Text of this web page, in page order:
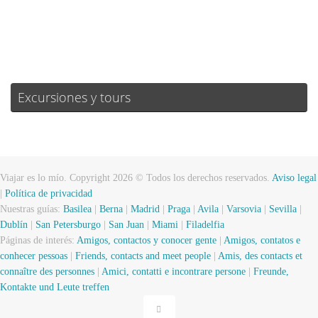
Excursiones y tours
Viajar es lo mío. Copyright 2026 © Todos los derechos reservados. Aviso legal
| Política de privacidad
Nuestras guías: Basilea | Berna | Madrid | Praga | Avila | Varsovia | Sevilla |
Dublín | San Petersburgo | San Juan | Miami | Filadelfia
Páginas de interés: Amigos, contactos y conocer gente | Amigos, contatos e
conhecer pessoas | Friends, contacts and meet people | Amis, des contacts et
connaître des personnes | Amici, contatti e incontrare persone | Freunde,
Kontakte und Leute treffen